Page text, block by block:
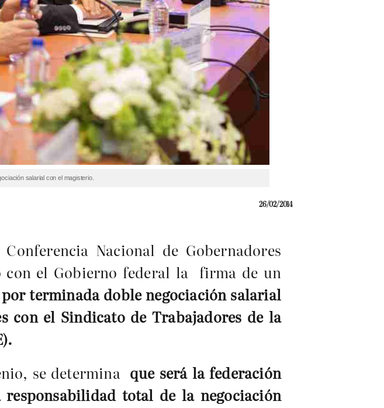
salarial con el magisterio.
26/02/2014
Conferencia Nacional de Gobernadores
con el Gobierno federal la firma de un
por terminada doble negociación salarial
con el Sindicato de Trabajadores de la
se determina que será la federación
total de la negociación